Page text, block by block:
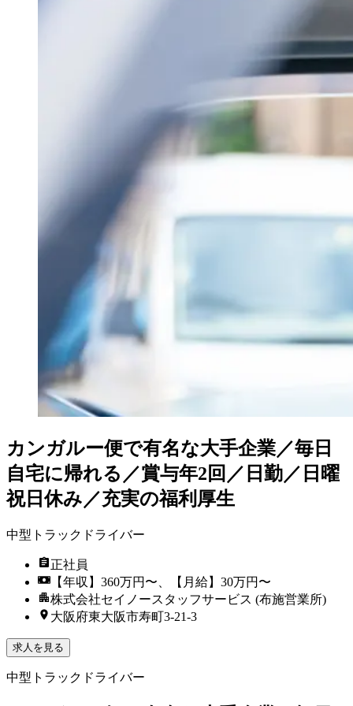
カンガルー便で有名な大手企業／毎日
自宅に帰れる／賞与年2回／日勤／日曜
祝日休み／充実の福利厚生
中型トラックドライバー
正社員
【年収】360万円〜、【月給】30万円〜
株式会社セイノースタッフサービス (布施営業所)
大阪府東大阪市寿町3-21-3
求人を見る
中型トラックドライバー